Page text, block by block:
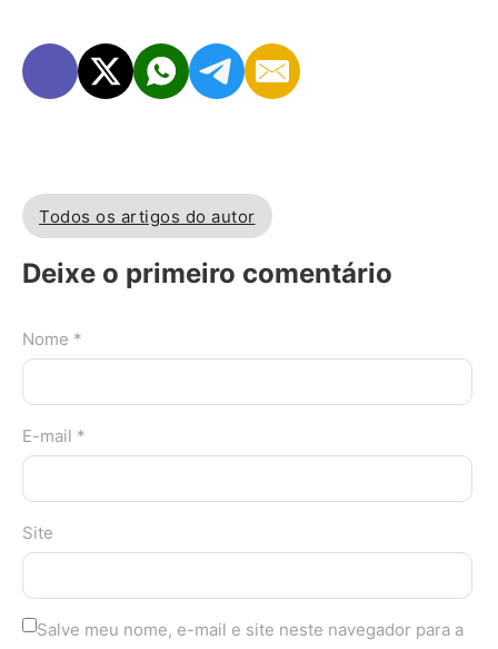
Todos os artigos do autor
Deixe o primeiro comentário
Nome *
E-mail *
Site
Salve meu nome, e-mail e site neste navegador para a